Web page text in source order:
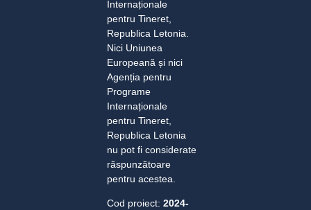
Internaționale
pentru Tineret,
Republica Letonia.
Nici Uniunea
Europeană și nici
Agenția pentru
Programe
Internaționale
pentru Tineret,
Republica Letonia
nu pot fi considerate
răspunzătoare
pentru acestea.
Cod proiect:2024-